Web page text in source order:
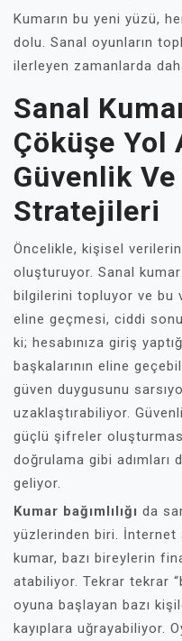
Kumarın bu yeni yüzü,
dolu. Sanal oyunların
ilerleyen zamanlarda
Sanal
Çöküşe Yol
Güvenlik
Stratejileri
Öncelikle, kişisel
oluşturuyor. Sanal kumar
bilgilerini topluyor ve bu
eline geçmesi, ciddi
ki; hesabınıza giriş
başkalarının eline
güven duygusunu
uzaklaştırabiliyor.
güçlü şifreler
doğrulama gibi adımları
geliyor.
Kumar bağımlılığı da
yüzlerinden biri. İnternet
kumar, bazı bireylerin
atabiliyor. Tekrar tekrar
oyuna başlayan bazı
kayıplara uğrayabiliyor.